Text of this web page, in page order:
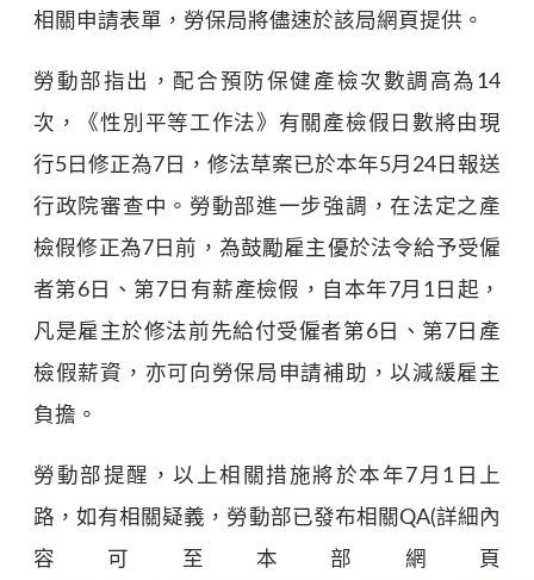
相關申請表單，勞保局將儘速於該局網頁提供。
勞動部指出，配合預防保健產檢次數調高為14
次，《性別平等工作法》有關產檢假日數將由現
行5日修正為7日，修法草案已於本年5月24日報送
行政院審查中。勞動部進一步強調，在法定之產
檢假修正為7日前，為鼓勵雇主優於法令給予受僱
者第6日、第7日有薪產檢假，自本年7月1日起，
凡是雇主於修法前先給付受僱者第6日、第7日產
檢假薪資，亦可向勞保局申請補助，以減緩雇主
負擔。
勞動部提醒，以上相關措施將於本年7月1日上
路，如有相關疑義，勞動部已發布相關QA(詳細內
容可至本部網頁